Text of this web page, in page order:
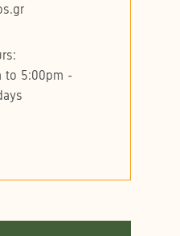
to 5:00pm -